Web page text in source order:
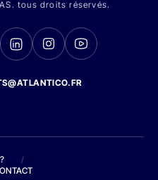
tous droits réservés.
/